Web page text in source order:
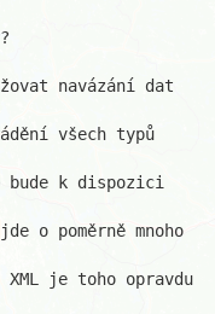
navázání dat
všech typů
bude k dispozici
o poměrně mnoho
je toho opravdu